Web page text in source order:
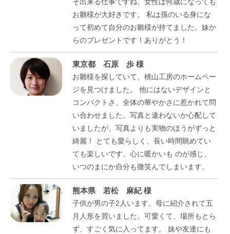
お雛様が大好きです。 私は孫のいる身にな
って初めて自分のお雛様が持てました。妹か
らのプレゼントです！ありがとう！
東京都 石原 歩 様
お雛様を探していて、桃山工房のホームペー
ジを見つけました。 他にはないデザインと
コンパクトさ、全体の華やかさに惹かれて問
い合わせました。写真と違わないか心配して
いましたが、写真よりも実物のほうがずっと
綺麗！ とても愛らしく、長い時間眺めてい
ても楽しいです。心に暖かいも のが感じ、
いつのまにか自分も微笑んでしまいます。
熊本県 若松 麻紀 様
子供が男の子2人います。母に紹介されて五
月人形を買いました。可愛くて、場所もとら
ず、すごく気に入ってます。 妹や友達にも